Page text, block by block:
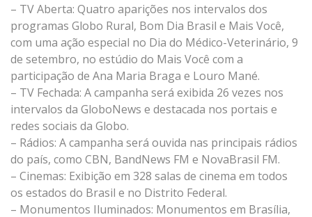
– TV Aberta: Quatro aparições nos intervalos dos
programas Globo Rural, Bom Dia Brasil e Mais Você,
com uma ação especial no Dia do Médico-Veterinário, 9
de setembro, no estúdio do Mais Você com a
participação de Ana Maria Braga e Louro Mané.
– TV Fechada: A campanha será exibida 26 vezes nos
intervalos da GloboNews e destacada nos portais e
redes sociais da Globo.
– Rádios: A campanha será ouvida nas principais rádios
do país, como CBN, BandNews FM e NovaBrasil FM.
– Cinemas: Exibição em 328 salas de cinema em todos
os estados do Brasil e no Distrito Federal.
– Monumentos Iluminados: Monumentos em Brasília,